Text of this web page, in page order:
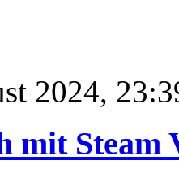
2024,
mit Steam